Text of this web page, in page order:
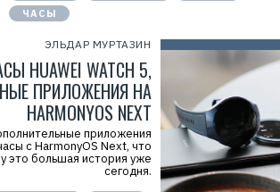
ЧАСЫ
ЭЛЬДАР МУРТАЗИН
HUAWEI WATCH 5,
ПРИЛОЖЕНИЯ НА
HARMONYOS NEXT
приложения
с HarmonyOS Next, что
это большая история уже
сегодня.